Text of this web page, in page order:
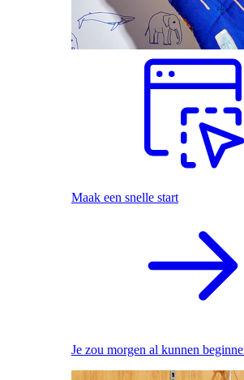
Maak een snelle start
Je zou morgen al kunnen